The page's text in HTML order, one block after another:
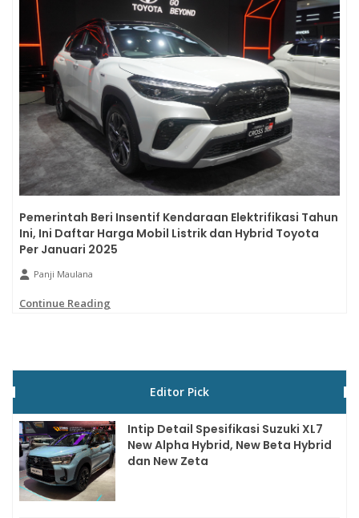
Pemerintah Beri Insentif Kendaraan Elektrifikasi Tahun
Ini, Ini Daftar Harga Mobil Listrik dan Hybrid Toyota
Per Januari 2025
Panji Maulana
Continue Reading
Editor Pick
Intip Detail Spesifikasi Suzuki XL7
New Alpha Hybrid, New Beta Hybrid
dan New Zeta